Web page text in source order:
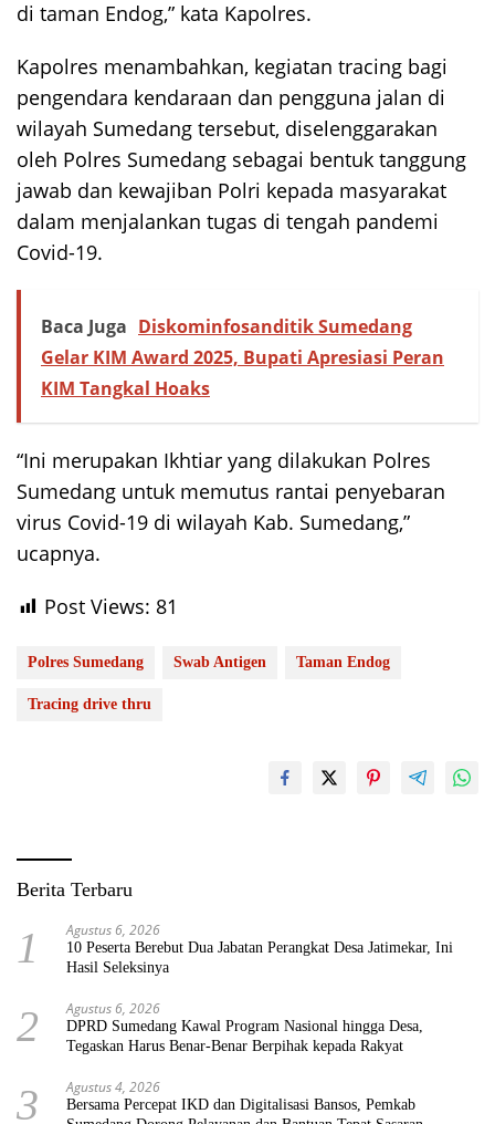
di taman Endog,” kata Kapolres.
Kapolres menambahkan, kegiatan tracing bagi
pengendara kendaraan dan pengguna jalan di
wilayah Sumedang tersebut, diselenggarakan
oleh Polres Sumedang sebagai bentuk tanggung
jawab dan kewajiban Polri kepada masyarakat
dalam menjalankan tugas di tengah pandemi
Covid-19.
Baca Juga Diskominfosanditik Sumedang
Gelar KIM Award 2025, Bupati Apresiasi Peran
KIM Tangkal Hoaks
“Ini merupakan Ikhtiar yang dilakukan Polres
Sumedang untuk memutus rantai penyebaran
virus Covid-19 di wilayah Kab. Sumedang,”
ucapnya.
Post Views: 81
Polres Sumedang Swab Antigen Taman Endog
Tracing drive thru
Berita Terbaru
1 Agustus 6, 2026
10 Peserta Berebut Dua Jabatan Perangkat Desa Jatimekar, Ini
Hasil Seleksinya
2 Agustus 6, 2026
DPRD Sumedang Kawal Program Nasional hingga Desa,
Tegaskan Harus Benar-Benar Berpihak kepada Rakyat
3 Agustus 4, 2026
Bersama Percepat IKD dan Digitalisasi Bansos, Pemkab